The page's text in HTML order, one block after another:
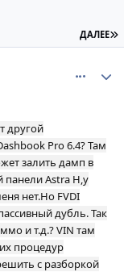
ДАЛЕЕ
другой
Pro 6.4? Там
залить дамп в
панели Astra H,у
нет.Но FVDI
дубль. Так
и т.д.? VIN там
процедур
с разборкой